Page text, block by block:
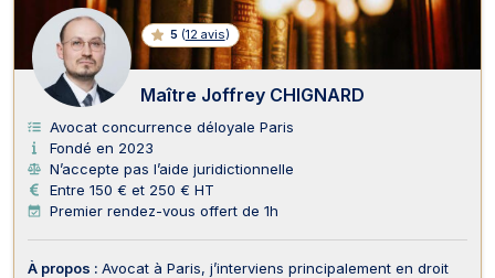
5 (12 avis)
Maître Joffrey CHIGNARD
Avocat concurrence déloyale Paris
Fondé en 2023
N’accepte pas l’aide juridictionnelle
Entre 150 € et 250 € HT
Premier rendez-vous offert de 1h
À propos : Avocat à Paris, j’interviens principalement en droit